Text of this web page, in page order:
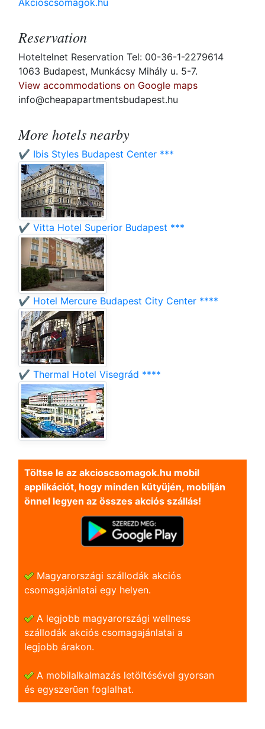
Akcioscsomagok.hu
Reservation
Hoteltelnet Reservation Tel: 00-36-1-2279614
1063 Budapest, Munkácsy Mihály u. 5-7.
View accommodations on Google maps
info@cheapapartmentsbudapest.hu
More hotels nearby
✔️ Ibis Styles Budapest Center ***
✔️ Vitta Hotel Superior Budapest ***
✔️ Hotel Mercure Budapest City Center ****
✔️ Thermal Hotel Visegrád ****
Töltse le az akcioscsomagok.hu mobil
applikációt, hogy minden kütyüjén, mobilján
önnel legyen az összes akciós szállás!
Magyarországi szállodák akciós
csomagajánlatai egy helyen.
A legjobb magyarországi wellness
szállodák akciós csomagajánlatai a
legjobb árakon.
A mobilalkalmazás letöltésével gyorsan
és egyszerũen foglalhat.